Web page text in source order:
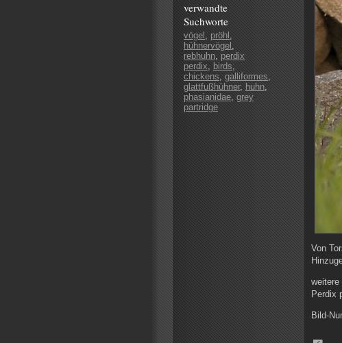
verwandte
Suchworte
vögel , pröhl ,
hühnervögel ,
rebhuhn, perdix
perdix, birds,
chickens, galliformes,
glattfußhühner, huhn,
phasianidae, grey
partridge
Von
weitere
Perdix
Bild-